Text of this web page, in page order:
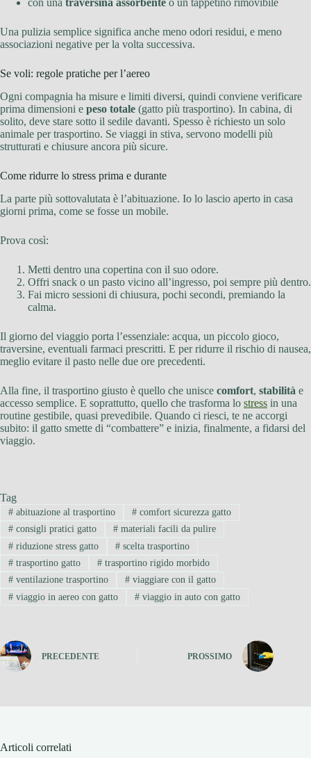
con una traversina assorbente o un tappetino rimovibile
Una pulizia semplice significa anche meno odori residui, e meno
associazioni negative per la volta successiva.
Se voli: regole pratiche per l’aereo
Ogni compagnia ha misure e limiti diversi, quindi conviene verificare
prima dimensioni e peso totale (gatto più trasportino). In cabina, di
solito, deve stare sotto il sedile davanti. Spesso è richiesto un solo
animale per trasportino. Se viaggi in stiva, servono modelli più
strutturati e chiusure ancora più sicure.
Come ridurre lo stress prima e durante
La parte più sottovalutata è l’abituazione. Io lo lascio aperto in casa
giorni prima, come se fosse un mobile.
Prova così:
Metti dentro una copertina con il suo odore.
Offri snack o un pasto vicino all’ingresso, poi sempre più dentro.
Fai micro sessioni di chiusura, pochi secondi, premiando la
calma.
Il giorno del viaggio porta l’essenziale: acqua, un piccolo gioco,
traversine, eventuali farmaci prescritti. E per ridurre il rischio di nausea,
meglio evitare il pasto nelle due ore precedenti.
Alla fine, il trasportino giusto è quello che unisce comfort, stabilità e
accesso semplice. E soprattutto, quello che trasforma lo stress in una
routine gestibile, quasi prevedibile. Quando ci riesci, te ne accorgi
subito: il gatto smette di “combattere” e inizia, finalmente, a fidarsi del
viaggio.
Tag
#abituazione al trasportino #comfort sicurezza gatto
#consigli pratici gatto #materiali facili da pulire
#riduzione stress gatto #scelta trasportino
#trasportino gatto #trasportino rigido morbido
#ventilazione trasportino #viaggiare con il gatto
#viaggio in aereo con gatto #viaggio in auto con gatto
PRECEDENTE PROSSIMO
Articoli correlati